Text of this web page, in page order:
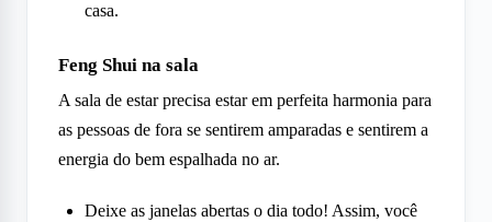
casa.
Feng Shui na sala
A sala de estar precisa estar em perfeita harmonia para
as pessoas de fora se sentirem amparadas e sentirem a
energia do bem espalhada no ar.
Deixe as janelas abertas o dia todo! Assim, você